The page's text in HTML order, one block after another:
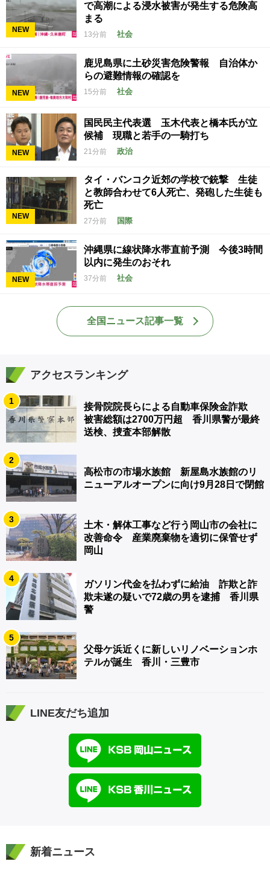
NEW
で高潮による浸水被害が発生する危険高
まる
13分前 社会
NEW
鹿児島県に土砂災害危険警報 自治体か
らの避難情報の確認を
15分前 社会
NEW
国民民主代表選 玉木代表と橋本氏が立
候補 現職と若手の一騎打ち
21分前 政治
NEW
タイ・バンコク近郊の学校で銃撃 生徒
と教師合わせて6人死亡、発砲した生徒も
死亡
27分前 国際
NEW
沖縄県に線状降水帯直前予測 今後3時間
以内に発生のおそれ
37分前 社会
全国ニュース記事一覧
アクセスランキング
1
接骨院院長らによる自動車保険金詐欺
被害総額は2700万円超 香川県警が最終
送検、捜査本部解散
2
高松市の市場水族館 新屋島水族館のリ
ニューアルオープンに向け9月28日で閉館
3
土木・解体工事など行う岡山市の会社に
改善命令 産業廃棄物を適切に保管せず
岡山
4
ガソリン代金を払わずに給油 詐欺と詐
欺未遂の疑いで72歳の男を逮捕 香川県
警
5
父母ケ浜近くに新しいリノベーションホ
テルが誕生 香川・三豊市
LINE友だち追加
新着ニュース